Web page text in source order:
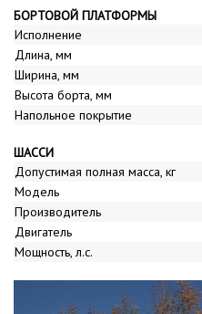
БОРТОВОЙ ПЛАТФОРМЫ
Исполнение
Длина, мм
Ширина, мм
Высота борта, мм
Напольное покрытие
ШАССИ
Допустимая полная масса, кг
Модель
Производитель
Двигатель
Мощность, л.с.